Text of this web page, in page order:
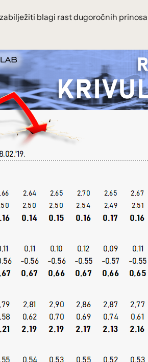
blagi rast dugoročnih